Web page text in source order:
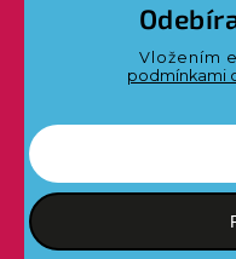
Vložením
podmínkami